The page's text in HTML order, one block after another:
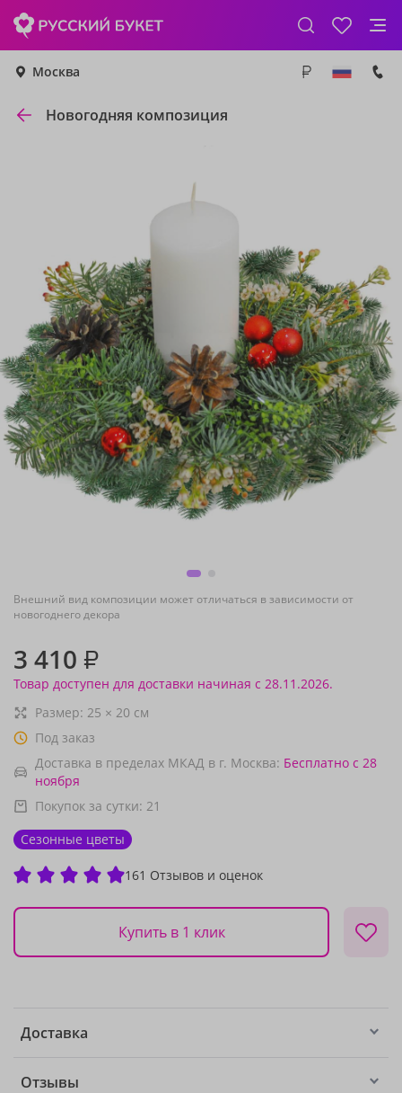
Москва
Новогодняя композиция
Внешний вид композиции может отличаться в зависимости от
новогоднего декора
3 410 ₽
Товар доступен для доставки начиная с 28.11.2026.
Размер: 25 × 20 см
Под заказ
Доставка в пределах МКАД в г. Москва: Бесплатно с 28
ноября
Покупок за сутки: 21
Сезонные цветы
161 Отзывов и оценок
Купить в 1 клик
Доставка
Отзывы